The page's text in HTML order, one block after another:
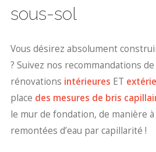
sous-sol
Vous désirez absolument
? Suivez nos recommandations de
rénovations intérieures ET
place des mesures de bris
le mur de fondation, de manière
remontées d’eau par capillarité !